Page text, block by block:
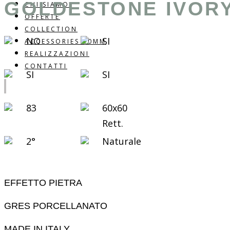
CHI SIAMO
OFFERTE
COLLECTION
ACCESSORIES 20MM
REALIZZAZIONI
CONTATTI
GOLDESTONE
NO SI
SI SI
83
60x60
Rett.
2°
Naturale
EFFETTO PIETRA
GRES PORCELLANATO